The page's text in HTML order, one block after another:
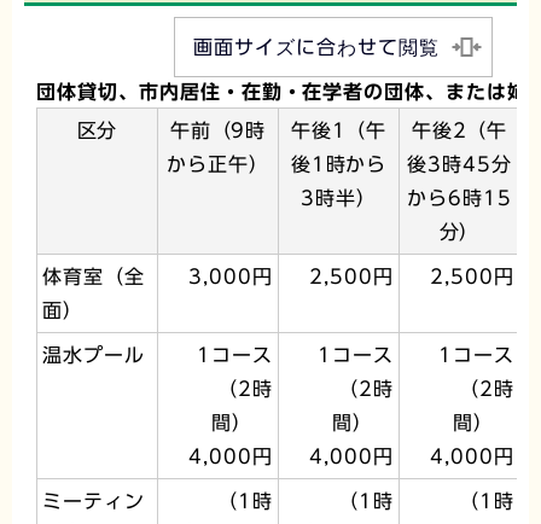
画面サイズに合わせて閲覧
団体貸切、市内居住・在勤・在学者の団体、または姉
区分
午前（9時
から正午）
午後1（午
後1時から
3時半）
午後2（午
後3時45分
から6時15
分）
体育室（全
面）
3,000円 2,500円 2,500円
温水プール
1コース
（2時
間）
4,000円
1コース
（2時
間）
4,000円
1コース
（2時
間）
4,000円
ミーティン
（1時
（1時
（1時